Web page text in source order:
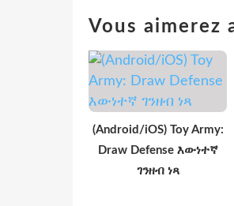
Vous aimerez
(Android/iOS) Toy Army:
Draw Defense እውነተኛ
ገንዘብ ነጻ